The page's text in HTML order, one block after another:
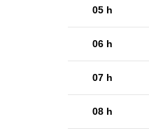
05 h
06 h
07 h
08 h